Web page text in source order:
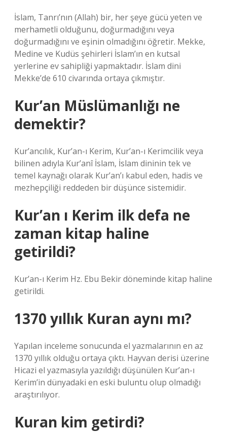
İslam, Tanrı’nın (Allah) bir, her şeye gücü yeten ve
merhametli olduğunu, doğurmadığını veya
doğurmadığını ve eşinin olmadığını öğretir. Mekke,
Medine ve Kudüs şehirleri İslam’ın en kutsal
yerlerine ev sahipliği yapmaktadır. İslam dini
Mekke’de 610 civarında ortaya çıkmıştır.
Kur’an Müslümanlığı ne
demektir?
Kur’ancılık, Kur’an-ı Kerim, Kur’an-ı Kerimcilik veya
bilinen adıyla Kur’anî İslam, İslam dininin tek ve
temel kaynağı olarak Kur’an’ı kabul eden, hadis ve
mezhepçiliği reddeden bir düşünce sistemidir.
Kur’an ı Kerim ilk defa ne
zaman kitap haline
getirildi?
Kur’an-ı Kerim Hz. Ebu Bekir döneminde kitap haline
getirildi.
1370 yıllık Kuran aynı mı?
Yapılan inceleme sonucunda el yazmalarının en az
1370 yıllık olduğu ortaya çıktı. Hayvan derisi üzerine
Hicazi el yazmasıyla yazıldığı düşünülen Kur’an-ı
Kerim’in dünyadaki en eski buluntu olup olmadığı
araştırılıyor.
Kuran kim getirdi?